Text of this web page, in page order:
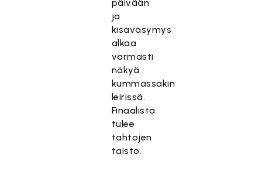
päivään
ja
kisaväsymys
alkaa
varmasti
näkyä
kummassakin
leirissä.
Finaalista
tulee
tahtojen
taisto.